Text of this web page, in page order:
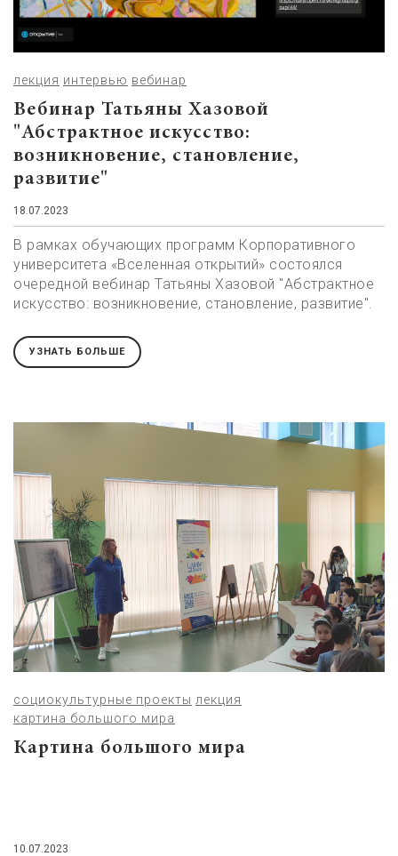
Вебинар Татьяны Хазовой
"Абстрактное искусство:
возникновение, становление,
развитие"
лекция интервью вебинар
18.07.2023
В рамках обучающих программ Корпоративного
университета «Вселенная открытий» состоялся
очередной вебинар Татьяны Хазовой "Абстрактное
искусство: возникновение, становление, развитие".
УЗНАТЬ БОЛЬШЕ
Картина большого мира
социокультурные проекты лекция
картина большого мира
10.07.2023